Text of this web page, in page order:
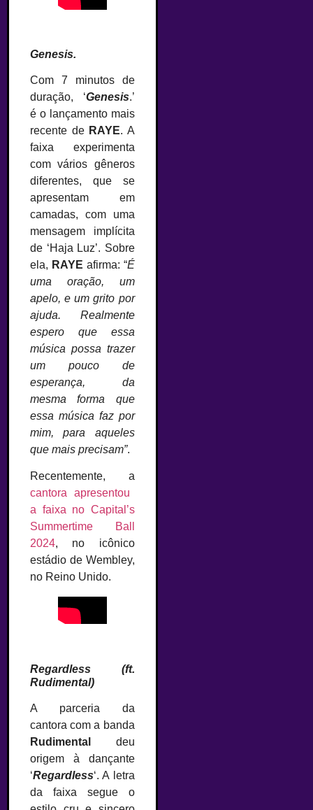
Genesis.
Com 7 minutos de
duração, ‘Genesis.’
é o lançamento mais
recente de RAYE. A
faixa experimenta
com vários gêneros
diferentes, que se
apresentam em
camadas, com uma
mensagem implícita
de ‘Haja Luz’. Sobre
ela, RAYE afirma: “É
uma oração, um
apelo, e um grito por
ajuda. Realmente
espero que essa
música possa trazer
um pouco de
esperança, da
mesma forma que
essa música faz por
mim, para aqueles
que mais precisam”.
Recentemente, a
cantora apresentou
a faixa no Capital’s
Summertime Ball
2024, no icônico
estádio de Wembley,
no Reino Unido.
Regardless (ft.
Rudimental)
A parceria da
cantora com a banda
Rudimental
deu
origem à dançante
‘Regardless‘. A letra
da faixa segue o